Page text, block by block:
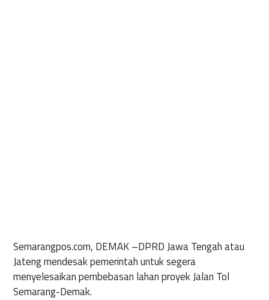
Semarangpos.com, DEMAK –DPRD Jawa Tengah atau
Jateng mendesak pemerintah untuk segera
menyelesaikan pembebasan lahan proyek Jalan Tol
Semarang-Demak.